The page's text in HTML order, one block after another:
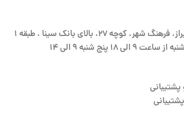
27، بالای بانک سینا ، طبقه 1
18 پنج شنبه 9 الی 14